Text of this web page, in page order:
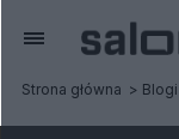
Strona główna Blogi